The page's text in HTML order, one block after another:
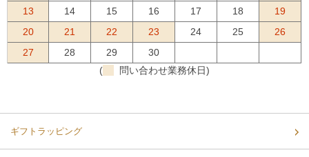
13
14 15 16 17 18
19
20
21 22 23 24 25
26
27
28 29
30
(
問い合わせ業務休日)
ギフトラッピング